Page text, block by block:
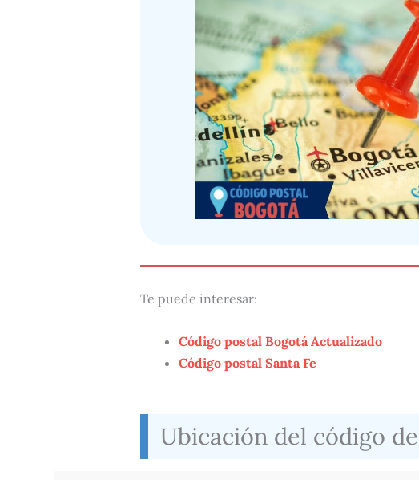
Te puede interesar:
Código postal Bogotá Actualizado
Código postal Santa Fe
Ubicación del código